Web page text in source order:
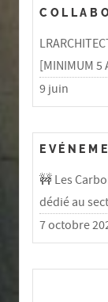
[MINIMUM 5
9 juin
🚧 Les
dédié au
7 octobre